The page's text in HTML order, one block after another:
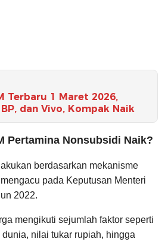
Terbaru 1 Maret 2026,
dan Vivo, Kompak Naik
Pertamina Nonsubsidi Naik?
berdasarkan mekanisme
pada Keputusan Menteri
2022.
mengikuti sejumlah faktor seperti
nilai tukar rupiah, hingga